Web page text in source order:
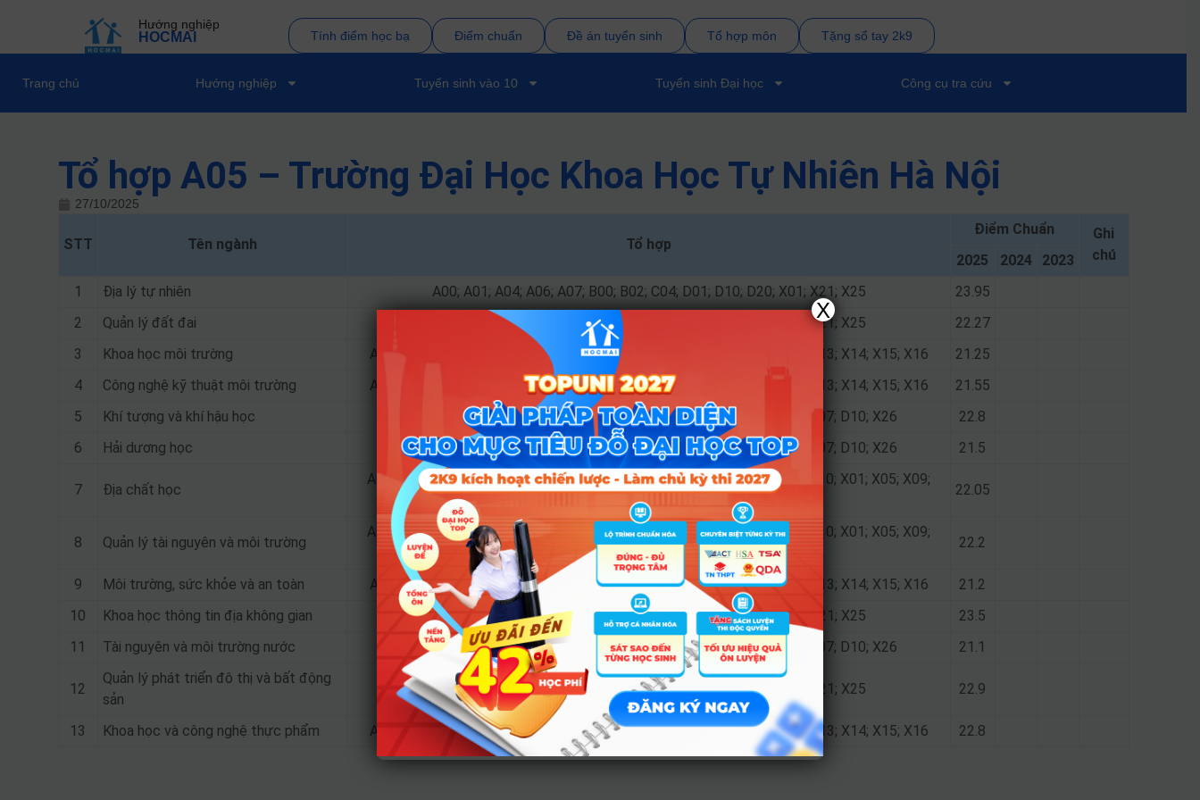
Hướng nghiệp
HOCMAI Tính điểm học bạ Điểm chuẩn Đề án tuyển sinh Tổ hợp môn Tặng sổ tay 2k9
Trang chủ Hướng nghiệp Tuyển sinh vào 10 Tuyển sinh Đại học Công cụ tra cứu
Tổ hợp A05 – Trường Đại Học Khoa Học Tự Nhiên Hà Nội
27/10/2025
STT Tên ngành Tổ hợp
Điểm Chuẩn
Ghi
chú
2025 2024
2023
1
Địa lý tự nhiên A00; A01; A04; A06; A07; B00; B02; C04; D01; D10; D20; X01; X21; X25
23.95
2
Quản lý đất đai A00; A01; A04; A06; A07; B00; B02; C04; D01; D10; D20; X01; X21; X25
22.27
3
Khoa học môi trường A00; A01; A02; B00; B03; C01; C02; D01; D07; D08; X09; X10; X11; X12; X13; X14; X15; X16
21.25
4
Công nghệ kỹ thuật môi trường A00; A01; A02; B00; B03; C01; C02; D01; D07; D08; X09; X10; X11; X12; X13; X14; X15; X16
21.55
5
Khí tượng và khí hậu học A00; A01; A02; A04; A06; B00; B02; B03; B08; C01; C02; C04; D01; D07; D10; X26
22.8
6
Hải dương học A00; A01; A02; A04; A06; B00; B02; B03; B08; C01; C02; C04; D01; D07; D10; X26 21.5
7 Địa chất học
A00; A01; A04; A06; A07; B00; B03; C01; C02; C04; D01; D07; D08; D09; D10; X01; X05; X09;
X21; X25
22.05
8 Quản lý tài nguyên và môi trường
A00; A01; A04; A06; A07; B00; B03; C01; C02; C04; D01; D07; D08; D09; D10; X01; X05; X09;
X21; X25
22.2
9 Môi trường, sức khỏe và an toàn A00; A01; A02; B00; B03; C01; C02; D01; D07; D08; X09; X10; X11; X12; X13; X14; X15; X16
21.2
10
Khoa học thông tin địa không gian A00; A01; A04; A06; A07; B00; B02; C04; D01; D10; D20; X01; X21; X25
23.5
11
Tài nguyên và môi trường nước A00; A01; A02; A04; A06; B00; B02; B03; B08; C01; C02; C04; D01; D07; D10; X26 21.1
12
Quản lý phát triển đô thị và bất động
sản
A00; A01; A04; A06; A07; B00; B02; C04; D01; D10; D20; X01; X21; X25 22.9
13 Khoa học và công nghệ thực phẩm A00; A01; A02; B00; B03; C01; C02; D01; D07; D08; X09; X10; X11; X12; X13; X14; X15; X16 22.8
X